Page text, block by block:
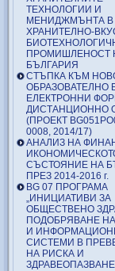
ТЕХНОЛОГИИ И
МЕНИДЖМЪНТА В
ХРАНИТЕЛНО-
ПРОМИШЛЕНОСТ
БЪЛГАРИЯ
СТЪПКА КЪМ
ОБРАЗОВАТЕЛНО
ЕЛЕКТРОННИ
ДИСТАНЦИОННО
(ПРОЕКТ
0008, 2014/17)
АНАЛИЗ НА
СЪСТОЯНИЕ НА
ПРЕЗ 2014-2016 г.
BG 07 ПРОГРАМА
„ИНИЦИАТИВИ ЗА
ОБЩЕСТВЕНО
ПОДОБРЯВАНЕ
И
СИСТЕМИ В
НА РИСКА И